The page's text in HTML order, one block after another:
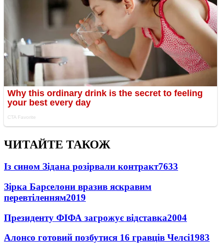
ЧИТАЙТЕ ТАКОЖ
Із сином Зідана розірвали контракт7633
Зірка Барселони вразив яскравим
перевтіленням2019
Президенту ФІФА загрожує відставка2004
Алонсо готовий позбутися 16 гравців Челсі1983